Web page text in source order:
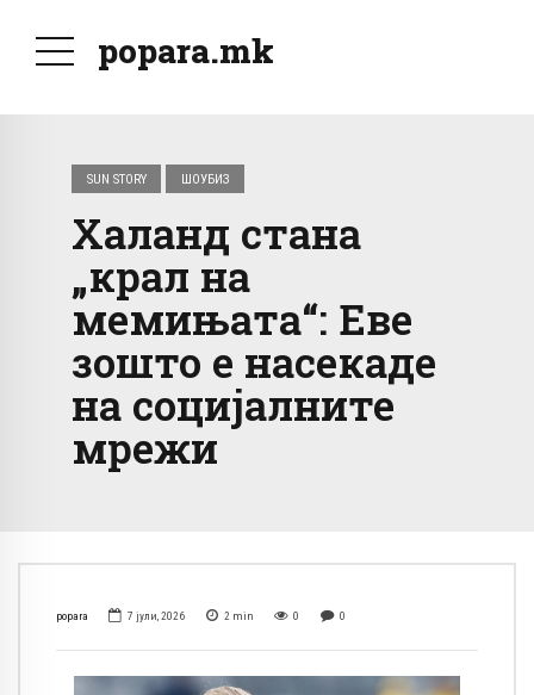
popara.mk
SUN STORY ШОУБИЗ
Халанд стана
„крал на
мемињата“: Еве
зошто е насекаде
на социјалните
мрежи
popara 7 јули, 2026 2 min 0 0